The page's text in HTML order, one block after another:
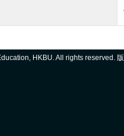
HKBU. All rights reserved.